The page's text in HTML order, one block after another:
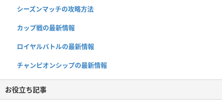
シーズンマッチの攻略方法
カップ戦の最新情報
ロイヤルバトルの最新情報
チャンピオンシップの最新情報
お役立ち記事